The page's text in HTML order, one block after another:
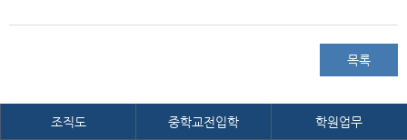
목록
조직도 중학교전입학 학원업무